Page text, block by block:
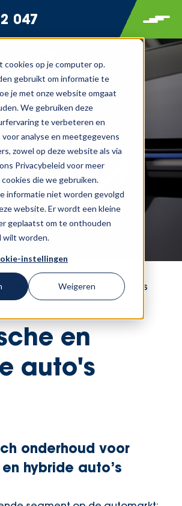
cookies op je computer op.
gebruikt om informatie te
je met onze website omgaat
We gebruiken deze
te verbeteren en
analyse en meetgegevens
zowel op deze website als via
Privacybeleid voor meer
die we gebruiken.
informatie niet worden gevolgd
website. Er wordt een kleine
geplaatst om te onthouden
wilt worden.
instellingen
Weigeren
047
- Elektrische en hybride auto's
en
auto's
onderhoud voor
hybride auto’s